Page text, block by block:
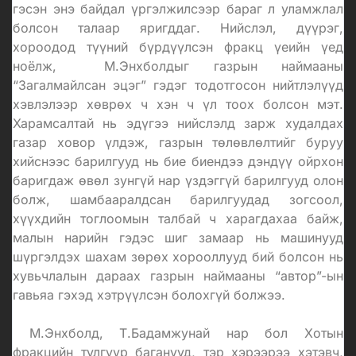
гэсэн энэ байдал үргэлжилсээр бараг л уламжлал
болсон талаар яригддаг. Нийслэл, дүүрэг,
хороодод түүний бүрдүүлсэн фракц үеийн үед
ноёлж, М.Энхболдыг газрын наймааны
“Загалмайлсан эцэг” гэдэг тодотгосон нийтлэлүүд
хэвлэлээр хөврөх ч хэн ч үл тоох болсон мэт.
Харамсалтай нь эдүгээ нийслэлд зарж худалдах
газар ховор үлдэж, газрын төлөвлөлтийг буруу
хийснээс барилгууд нь бие биендээ дэндүү ойрхон
баригдаж өвөл зунгүй нар үздэггүй барилгууд олон
болж, шамбааралдсан барилгуудад зогсоол,
хүүхдийн тоглоомын талбай ч харагдахаа байж,
малын нарийн гэдэс шиг замаар нь машинууд
шүргэлдэх шахам зөрөх хорооллууд бий болсон нь
хувьчлалын дараах газрын наймааны “автор”-ын
гавьяа гэхэд хэтрүүлсэн болохгүй болжээ.
М.Энхболд, Т.Бадамжунай нар бол Хотын
фракцийн тулгуур баганууд, тэр хэрээрээ хэтэвч,